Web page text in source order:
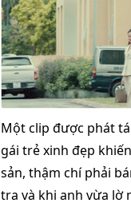
Một clip được phát
gái trẻ xinh đẹp
sản, thậm chí phải
tra và khi anh vừa lờ